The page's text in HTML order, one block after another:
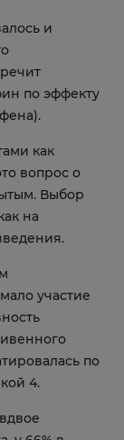
и
по эффекту
как
вопрос о
Выбор
на
участие
по
4.